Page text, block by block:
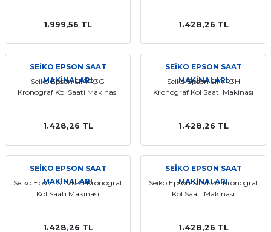
1.999,56 TL 1.428,26 TL
SEİKO EPSON SAAT
MAKİNALARI
Seiko Epson SII VR3G
Kronograf Kol Saati MakinasI
1.428,26 TL
SEİKO EPSON SAAT
MAKİNALARI
Seiko Epson SII VR3H
Kronograf Kol Saati Makinası
1.428,26 TL
SEİKO EPSON SAAT
MAKİNALARI
Seiko Epson SII VR3J Kronograf
Kol Saati Makinası
1.428,26 TL
SEİKO EPSON SAAT
MAKİNALARI
Seiko Epson SII VR32 Kronograf
Kol Saati Makinası
1.428,26 TL